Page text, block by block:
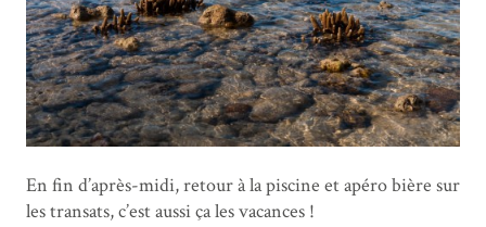
En fin d’après-midi, retour à la piscine et apéro bière sur
les transats, c’est aussi ça les vacances !